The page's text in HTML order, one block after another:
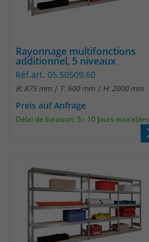
Rayonnage multifonctions
additionnel, 5 niveaux
Réf.art. 05.50509.60
B: 875 mm | T: 600 mm | H: 2000 mm
Preis auf Anfrage
Délai de livraison: 5 - 10 Jours ouvrables